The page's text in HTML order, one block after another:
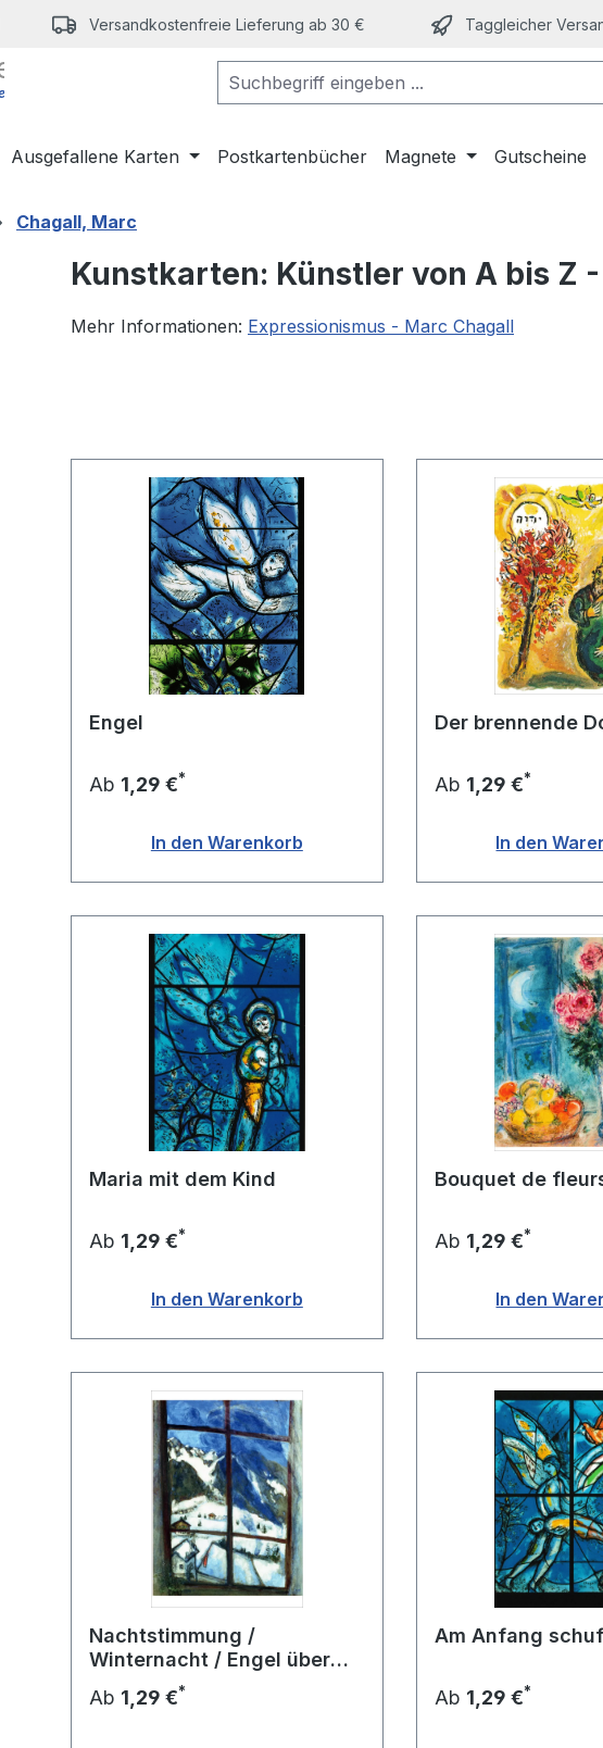
Versandkostenfreie Lieferung ab 30 € Taggleicher
Ausgefallene Karten Postkartenbücher Magnete Gutscheine
Chagall, Marc
Kunstkarten: Künstler von A bis Z
Mehr Informationen: Expressionismus - Marc Chagall
Engel
Ab 1,29 €*
In den Warenkorb
Der brennende
Ab 1,29 €*
In den
Maria mit dem Kind
Ab 1,29 €*
In den Warenkorb
Bouquet de
Ab 1,29 €*
In den
Nachtstimmung /
Winternacht / Engel über
Ab 1,29 €*
Am Anfang
Ab 1,29 €*